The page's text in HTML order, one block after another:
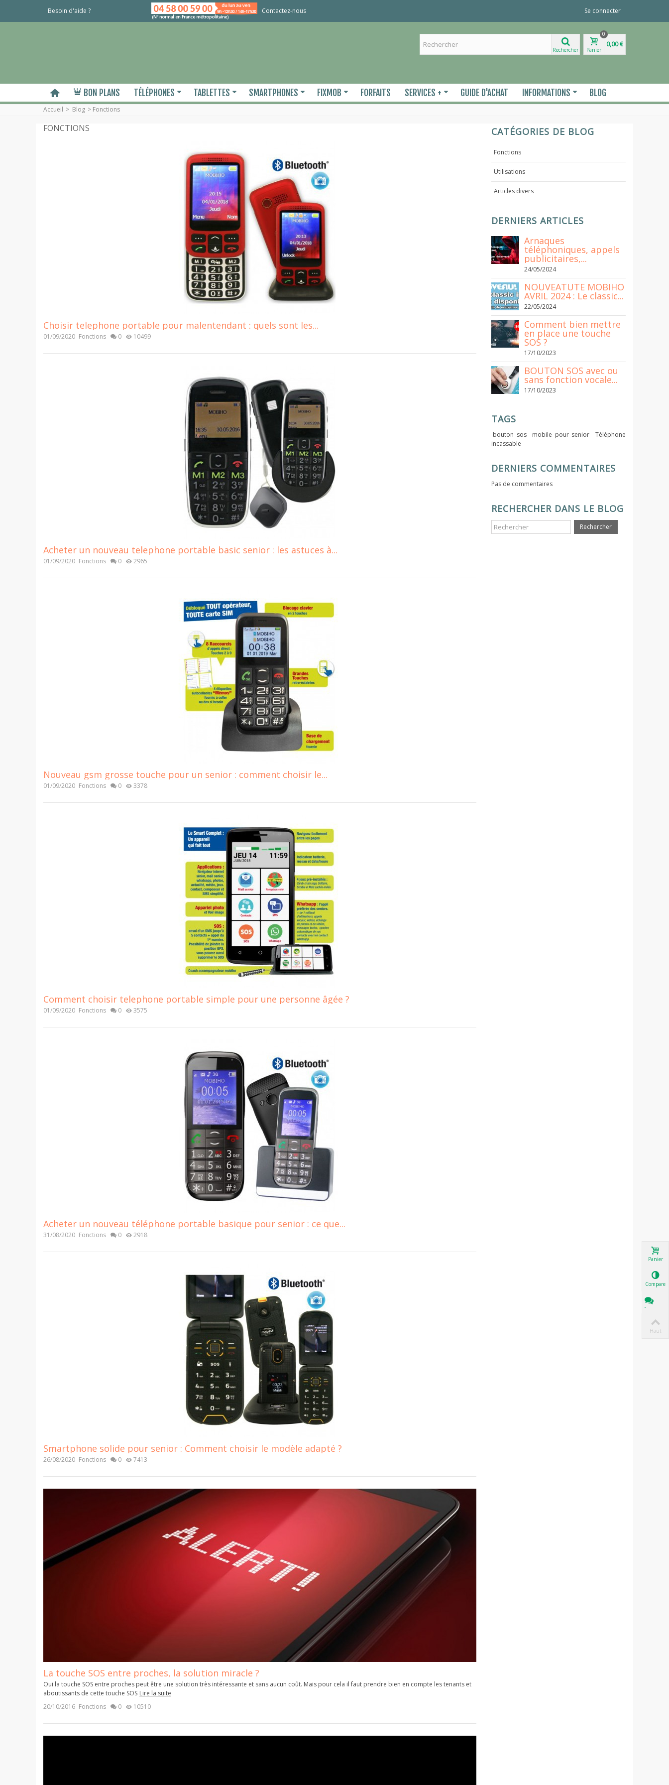
Se connecter
Besoin d'aide ? Contactez-nous
Rechercher Panier
0
0,00 €
BON PLANS TÉLÉPHONES TABLETTES SMARTPHONES FIXMOB FORFAITS SERVICES + GUIDE D'ACHAT INFORMATIONS BLOG
Accueil > Blog > Fonctions
FONCTIONS
Choisir telephone portable pour malentendant : quels sont les...
01/09/2020 Fonctions 0 10499
Acheter un nouveau telephone portable basic senior : les astuces à...
01/09/2020 Fonctions 0 2965
Nouveau gsm grosse touche pour un senior : comment choisir le...
01/09/2020 Fonctions 0 3378
Comment choisir telephone portable simple pour une personne âgée ?
01/09/2020 Fonctions 0 3575
Acheter un nouveau téléphone portable basique pour senior : ce que...
31/08/2020 Fonctions 0 2918
Smartphone solide pour senior : Comment choisir le modèle adapté ?
26/08/2020 Fonctions 0 7413
La touche SOS entre proches, la solution miracle ?
Oui la touche SOS entre proches peut être une solution très intéressante et sans aucun coût. Mais pour cela il faut prendre bien en compte les tenants et
aboutissants de cette touche SOS Lire la suite
20/10/2016 Fonctions 0 10510
CATÉGORIES DE BLOG
Fonctions
Utilisations
Articles divers
DERNIERS ARTICLES
Arnaques
téléphoniques, appels
publicitaires,...
24/05/2024
NOUVEATUTE MOBIHO
AVRIL 2024 : Le classic...
22/05/2024
Comment bien mettre
en place une touche
SOS ?
17/10/2023
BOUTON SOS avec ou
sans fonction vocale...
17/10/2023
TAGS
bouton sos mobile pour senior
Téléphone
incassable
DERNIERS COMMENTAIRES
Pas de commentaires
RECHERCHER DANS LE BLOG
Rechercher
Panier
Comparer
Tchat
Haut